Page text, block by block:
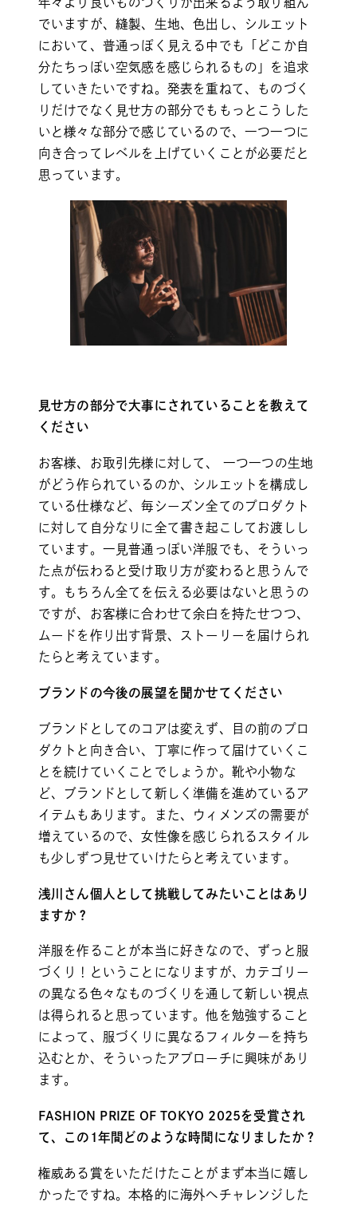
年々より良いものづくりが出来るよう取り組ん
でいますが、縫製、生地、色出し、シルエット
において、普通っぽく見える中でも「どこか自
分たちっぽい空気感を感じられるもの」を追求
していきたいですね。発表を重ねて、ものづく
りだけでなく見せ方の部分でももっとこうした
いと様々な部分で感じているので、一つ一つに
向き合ってレベルを上げていくことが必要だと
思っています。
見せ方の部分で大事にされていることを教えて
ください
お客様、お取引先様に対して、 一つ一つの生地
がどう作られているのか、シルエットを構成し
ている仕様など、毎シーズン全てのプロダクト
に対して自分なりに全て書き起こしてお渡しし
ています。一見普通っぽい洋服でも、そういっ
た点が伝わると受け取り方が変わると思うんで
す。もちろん全てを伝える必要はないと思うの
ですが、お客様に合わせて余白を持たせつつ、
ムードを作り出す背景、ストーリーを届けられ
たらと考えています。
ブランドの今後の展望を聞かせてください
ブランドとしてのコアは変えず、目の前のプロ
ダクトと向き合い、丁寧に作って届けていくこ
とを続けていくことでしょうか。靴や小物な
ど、ブランドとして新しく準備を進めているア
イテムもあります。また、ウィメンズの需要が
増えているので、女性像を感じられるスタイル
も少しずつ見せていけたらと考えています。
浅川さん個人として挑戦してみたいことはあり
ますか？
洋服を作ることが本当に好きなので、ずっと服
づくり！ということになりますが、カテゴリー
の異なる色々なものづくりを通して新しい視点
は得られると思っています。他を勉強すること
によって、服づくりに異なるフィルターを持ち
込むとか、そういったアプローチに興味があり
ます。
FASHION PRIZE OF TOKYO 2025を受賞され
て、この1年間どのような時間になりましたか？
権威ある賞をいただけたことがまず本当に嬉し
かったですね。本格的に海外へチャレンジした